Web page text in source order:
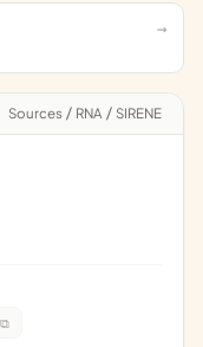
Sources / RNA / SIRENE